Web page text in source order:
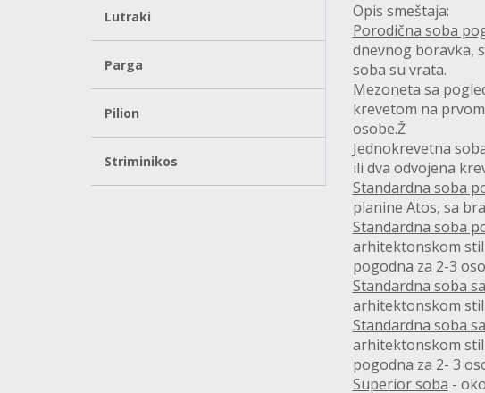
Lutraki
Parga
Pilion
Striminikos
Opis smeštaja:
Porodična soba
dnevnog boravka,
soba su vrata.
Mezoneta sa
krevetom na
osobe.Ž
Jednokrevetna
ili dva odvojena
Standardna soba
planine Atos, sa
Standardna soba
arhitektonskom
pogodna za 2-3
Standardna soba
arhitektonskom
Standardna soba
arhitektonskom
pogodna za 2- 3
Superior soba -